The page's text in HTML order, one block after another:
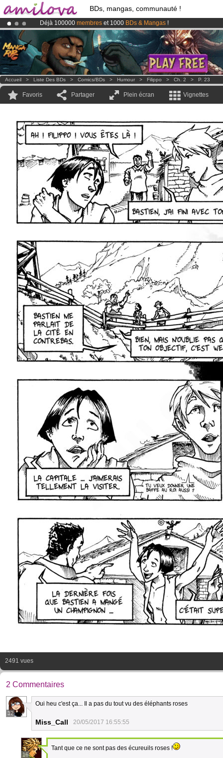
BDs, mangas, communauté !
Déjà 100000 membres et 1000 BDs & Mangas !
Abonnement premium: à partir de3.95 eurospar mois !Clique ici
LeKickstarter Amilova est désormais lancé
Accueil > Liste Des BDs > Comics/BDs > Humour > Filippo > Ch. 2 > P. 23
Favoris Partager Plein écran Vignettes
2491 vues
2 Commentaires
32
Oui heu c'est ça... Il a pas du tout vu des éléphants roses
Miss_Call 20/05/2017 16:55:55
16
Tant que ce ne sont pas des écureuils roses !